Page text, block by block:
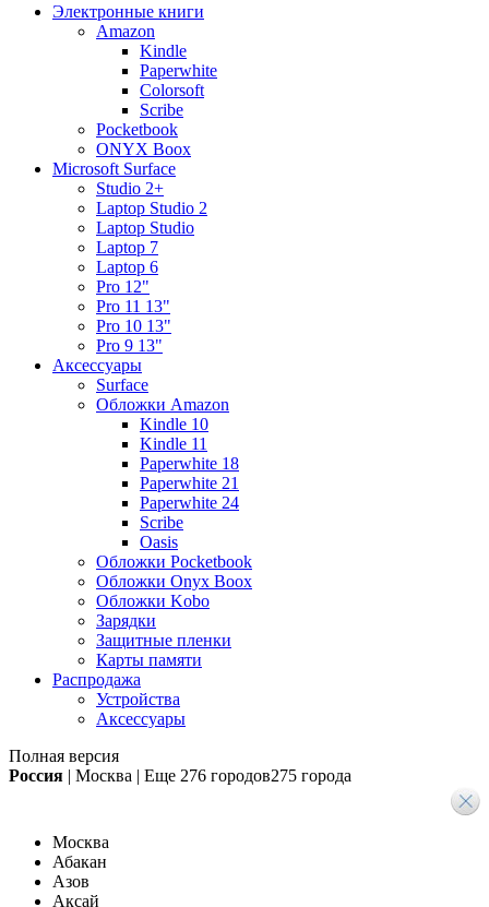
Электронные книги
Amazon
Kindle
Paperwhite
Colorsoft
Scribe
Pocketbook
ONYX Boox
Microsoft Surface
Studio 2+
Laptop Studio 2
Laptop Studio
Laptop 7
Laptop 6
Pro 12"
Pro 11 13"
Pro 10 13"
Pro 9 13"
Аксессуары
Surface
Обложки Amazon
Kindle 10
Kindle 11
Paperwhite 18
Paperwhite 21
Paperwhite 24
Scribe
Oasis
Обложки Pocketbook
Обложки Onyx Boox
Обложки Kobo
Зарядки
Защитные пленки
Карты памяти
Распродажа
Устройства
Аксессуары
Полная версия
Россия | Москва | Еще 276 городов275 города
Москва
Абакан
Азов
Аксай